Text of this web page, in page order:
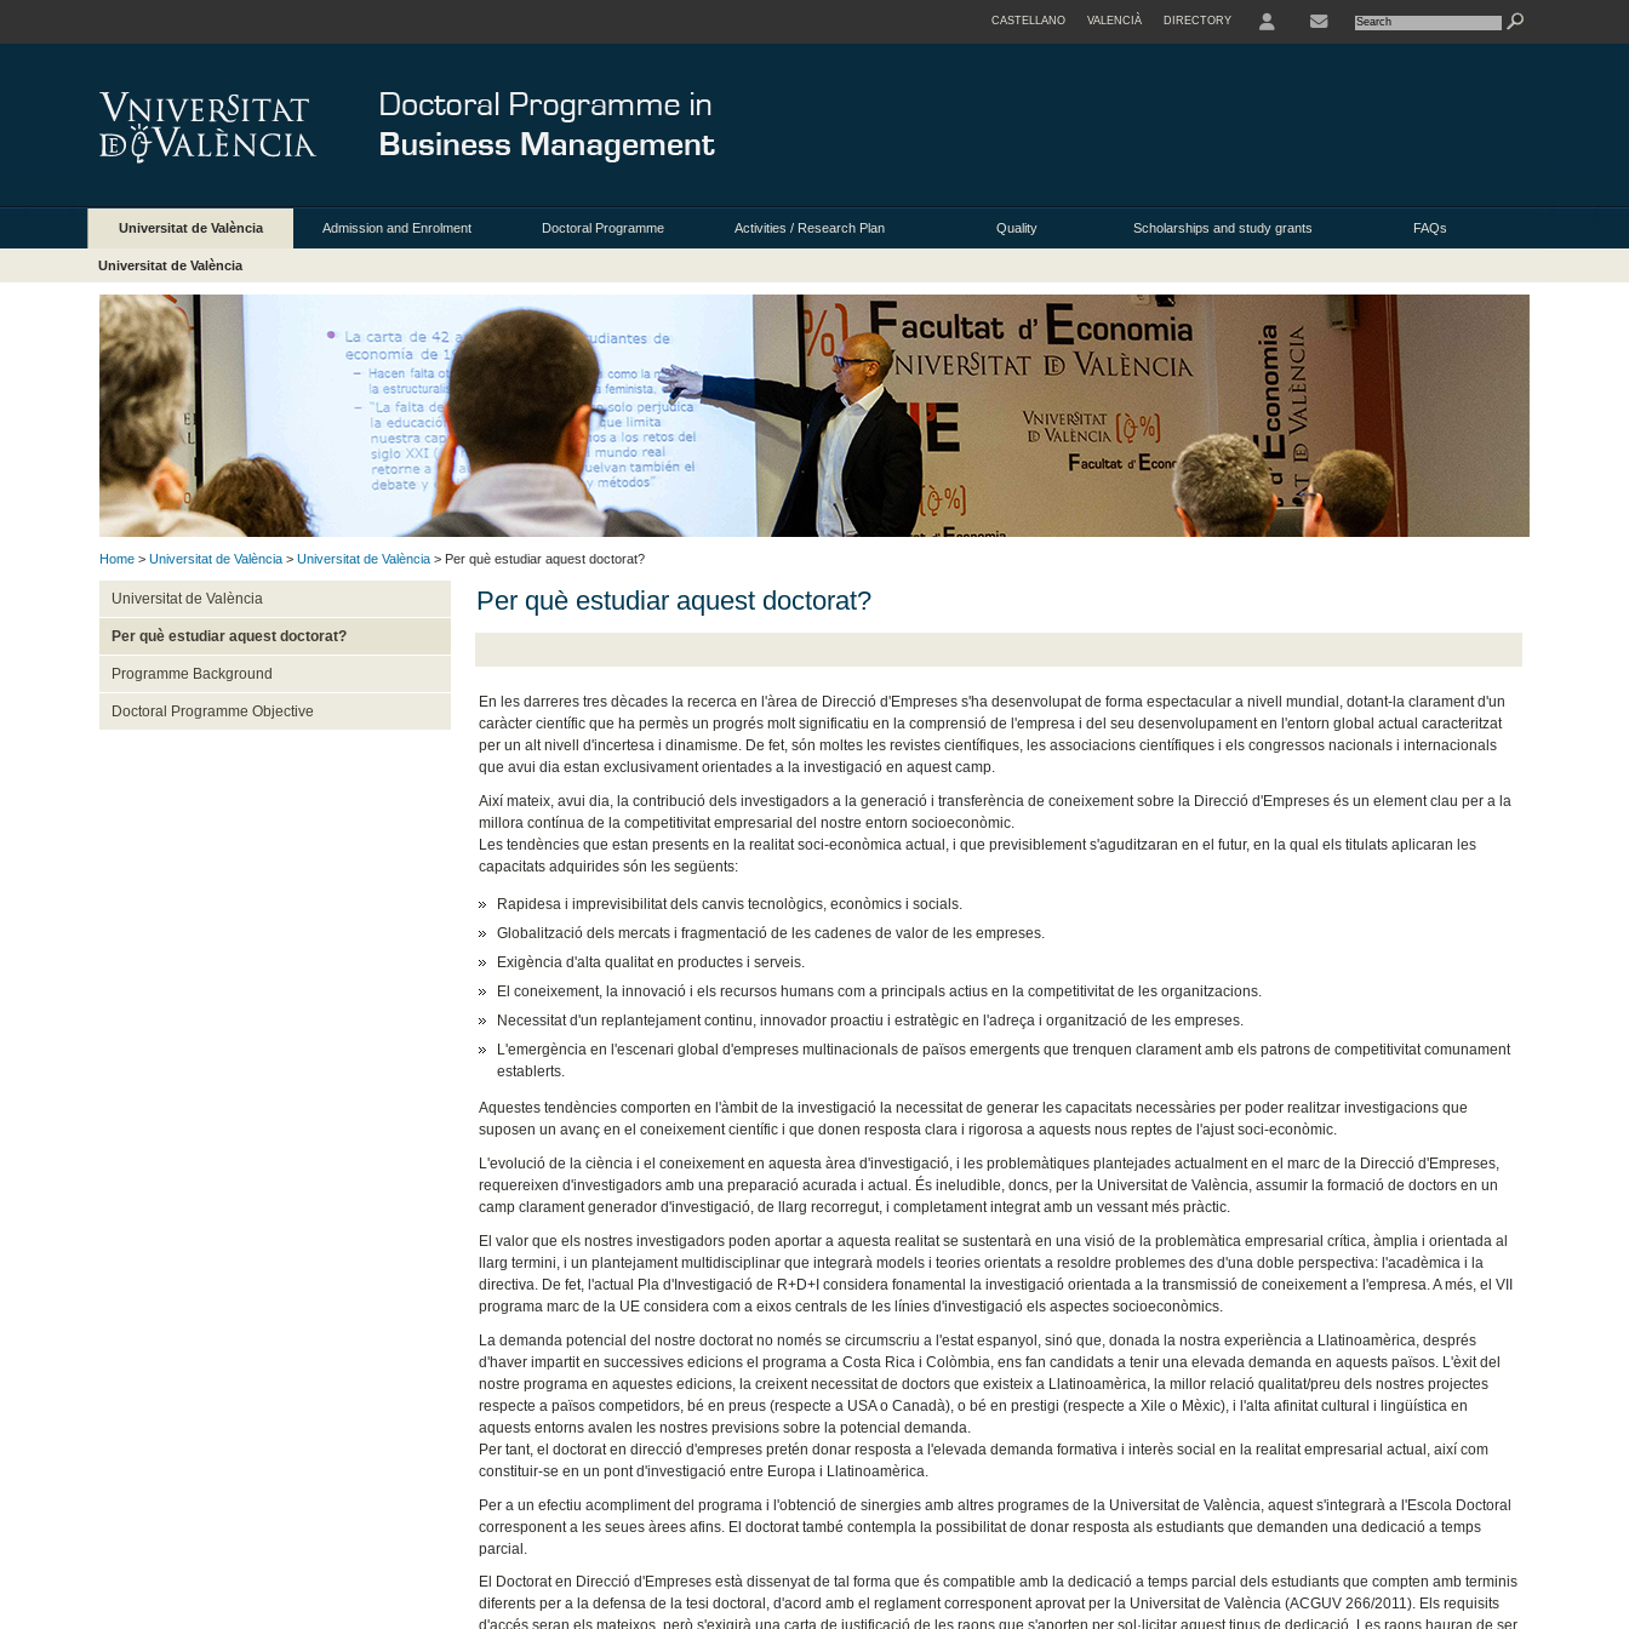
CASTELLANO VALENCIÀ DIRECTORY
Universitat de València Admission and Enrolment Doctoral Programme Activities / Research Plan Quality Scholarships and study grants FAQs
Universitat de València
Home > Universitat de València > Universitat de València > Per què estudiar aquest doctorat?
Universitat de València
Per què estudiar aquest doctorat?
Programme Background
Doctoral Programme Objective
Per què estudiar aquest doctorat?
En les darreres tres dècades la recerca en l'àrea de Direcció d'Empreses s'ha desenvolupat de forma espectacular a nivell mundial, dotant-la clarament d'un
caràcter científic que ha permès un progrés molt significatiu en la comprensió de l'empresa i del seu desenvolupament en l'entorn global actual caracteritzat
per un alt nivell d'incertesa i dinamisme. De fet, són moltes les revistes científiques, les associacions científiques i els congressos nacionals i internacionals
que avui dia estan exclusivament orientades a la investigació en aquest camp.
Així mateix, avui dia, la contribució dels investigadors a la generació i transferència de coneixement sobre la Direcció d'Empreses és un element clau per a la
millora contínua de la competitivitat empresarial del nostre entorn socioeconòmic.
Les tendències que estan presents en la realitat soci-econòmica actual, i que previsiblement s'aguditzaran en el futur, en la qual els titulats aplicaran les
capacitats adquirides són les següents:
Rapidesa i imprevisibilitat dels canvis tecnològics, econòmics i socials.
Globalització dels mercats i fragmentació de les cadenes de valor de les empreses.
Exigència d'alta qualitat en productes i serveis.
El coneixement, la innovació i els recursos humans com a principals actius en la competitivitat de les organitzacions.
Necessitat d'un replantejament continu, innovador proactiu i estratègic en l'adreça i organització de les empreses.
L'emergència en l'escenari global d'empreses multinacionals de països emergents que trenquen clarament amb els patrons de competitivitat comunament
establerts.
Aquestes tendències comporten en l'àmbit de la investigació la necessitat de generar les capacitats necessàries per poder realitzar investigacions que
suposen un avanç en el coneixement científic i que donen resposta clara i rigorosa a aquests nous reptes de l'ajust soci-econòmic.
L'evolució de la ciència i el coneixement en aquesta àrea d'investigació, i les problemàtiques plantejades actualment en el marc de la Direcció d'Empreses,
requereixen d'investigadors amb una preparació acurada i actual. És ineludible, doncs, per la Universitat de València, assumir la formació de doctors en un
camp clarament generador d'investigació, de llarg recorregut, i completament integrat amb un vessant més pràctic.
El valor que els nostres investigadors poden aportar a aquesta realitat se sustentarà en una visió de la problemàtica empresarial crítica, àmplia i orientada al
llarg termini, i un plantejament multidisciplinar que integrarà models i teories orientats a resoldre problemes des d'una doble perspectiva: l'acadèmica i la
directiva. De fet, l'actual Pla d'Investigació de R+D+I considera fonamental la investigació orientada a la transmissió de coneixement a l'empresa. A més, el VII
programa marc de la UE considera com a eixos centrals de les línies d'investigació els aspectes socioeconòmics.
La demanda potencial del nostre doctorat no només se circumscriu a l'estat espanyol, sinó que, donada la nostra experiència a Llatinoamèrica, després
d'haver impartit en successives edicions el programa a Costa Rica i Colòmbia, ens fan candidats a tenir una elevada demanda en aquests països. L'èxit del
nostre programa en aquestes edicions, la creixent necessitat de doctors que existeix a Llatinoamèrica, la millor relació qualitat/preu dels nostres projectes
respecte a països competidors, bé en preus (respecte a USA o Canadà), o bé en prestigi (respecte a Xile o Mèxic), i l'alta afinitat cultural i lingüística en
aquests entorns avalen les nostres previsions sobre la potencial demanda.
Per tant, el doctorat en direcció d'empreses pretén donar resposta a l'elevada demanda formativa i interès social en la realitat empresarial actual, així com
constituir-se en un pont d'investigació entre Europa i Llatinoamèrica.
Per a un efectiu acompliment del programa i l'obtenció de sinergies amb altres programes de la Universitat de València, aquest s'integrarà a l'Escola Doctoral
corresponent a les seues àrees afins. El doctorat també contempla la possibilitat de donar resposta als estudiants que demanden una dedicació a temps
parcial.
El Doctorat en Direcció d'Empreses està dissenyat de tal forma que és compatible amb la dedicació a temps parcial dels estudiants que compten amb terminis
diferents per a la defensa de la tesi doctoral, d'acord amb el reglament corresponent aprovat per la Universitat de València (ACGUV 266/2011). Els requisits